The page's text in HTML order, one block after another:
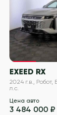
EXEED RX
2024 г.в., Робот,
л.с.
Цена авто
3 484 000 ₽